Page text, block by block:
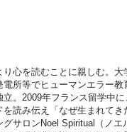
心を読むことに親しむ。大
所等でヒューマンエラー教
。2009年フランス留学中に
読み伝え「なぜ生まれてき
サロンNoel Spiritual（ノエ